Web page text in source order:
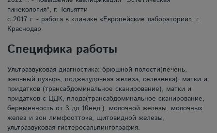
гинекология", г. Тольятти
с 2017 г. - работа в клинике «Европейские лаборатории», г.
Краснодар
Специфика работы
Ультразвуковая диагностика: брюшной полости(печень,
желчный пузырь, поджелудочная железа, селезенка), матки и
придатков (трансабдоминальное сканирование), матки и
придатков с ЦДК, плода(трансабдоминальное сканирование,
беременность от 3 до 10нед.), молочной железы, молочных
желез и зон лимфооттока, щитовидной железы,
ультразвуковая гистеросальпингография.